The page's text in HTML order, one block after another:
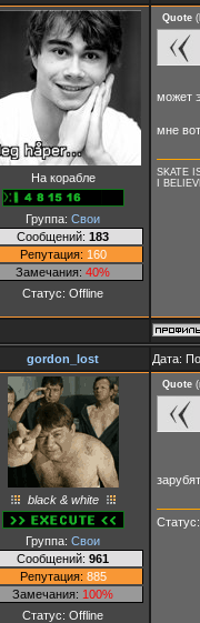
На корабле
Группа: Свои
Сообщений: 183
Репутация: 160
Замечания: 40%
Статус: Offline
Quote (
может
мне
SKATE
I
gordon_lost Дата:
black & white
Группа: Свои
Сообщений: 961
Репутация: 885
Замечания: 100%
Статус: Offline
Quote (